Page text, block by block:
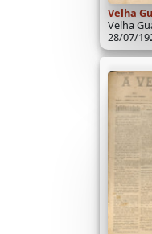
Velha
Velha
28/07/